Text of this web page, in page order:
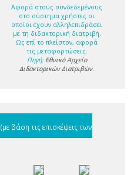
Αφορά στους συνδεδεμένους
στο σύστημα χρήστες οι
οποίοι έχουν αλληλεπιδράσει
με τη διδακτορική διατριβή.
Ως επί το πλείστον, αφορά
τις μεταφορτώσεις.
Πηγή: Εθνικό Αρχείο
Διδακτορικών Διατριβών.
(με βάση τις επισκέψεις των